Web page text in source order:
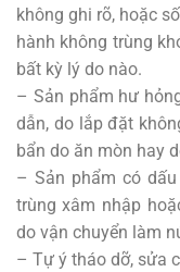
không ghi rõ, hoặc
hành không trùng
bất kỳ lý do nào.
– Sản phẩm hư
dẫn, do lắp đặt
bẩn do ăn mòn hay
– Sản phẩm có
trùng xâm nhập
do vận chuyển làm
– Tự ý tháo dỡ, sửa